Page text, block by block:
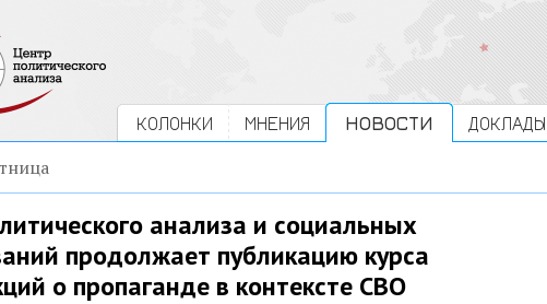
КОЛОНКИ МНЕНИЯ НОВОСТИ ДОКЛАДЫ
анализа и социальных
продолжает публикацию курса
о пропаганде в контексте СВО